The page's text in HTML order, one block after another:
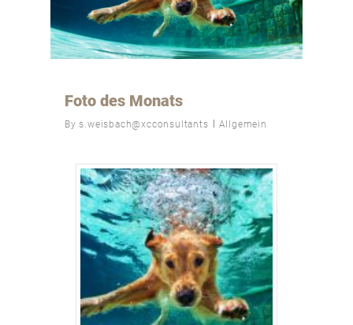
Foto des Monats
By s.weisbach@xcconsultants Allgemein